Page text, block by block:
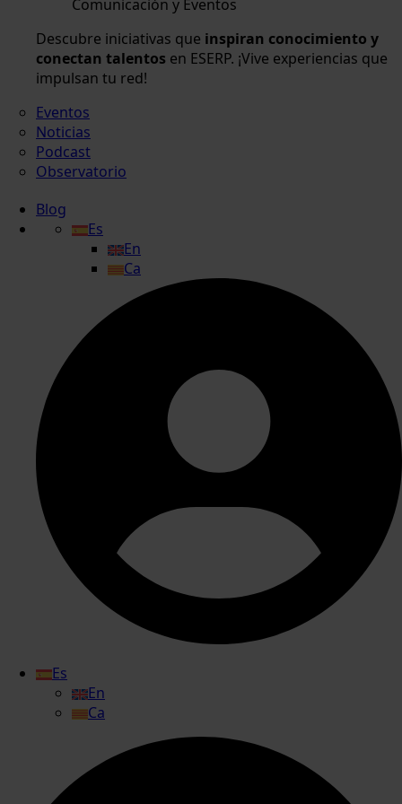
Comunicación y Eventos
Descubre iniciativas que inspiran conocimiento y
conectan talentos en ESERP. ¡Vive experiencias que
impulsan tu red!
Eventos
Noticias
Podcast
Observatorio
Blog
Es
En
Ca
Es
En
Ca